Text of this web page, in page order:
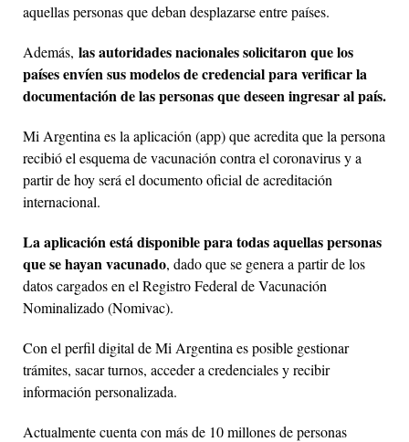
aquellas personas que deban desplazarse entre países.
Además, las autoridades nacionales solicitaron que los
países envíen sus modelos de credencial para verificar la
documentación de las personas que deseen ingresar al país.
Mi Argentina es la aplicación (app) que acredita que la persona
recibió el esquema de vacunación contra el coronavirus y a
partir de hoy será el documento oficial de acreditación
internacional.
La aplicación está disponible para todas aquellas personas
que se hayan vacunado, dado que se genera a partir de los
datos cargados en el Registro Federal de Vacunación
Nominalizado (Nomivac).
Con el perfil digital de Mi Argentina es posible gestionar
trámites, sacar turnos, acceder a credenciales y recibir
información personalizada.
Actualmente cuenta con más de 10 millones de personas